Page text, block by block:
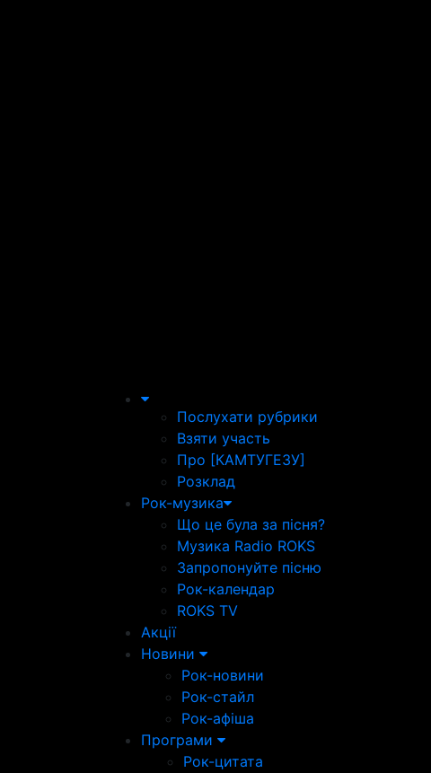
Послухати рубрики
Взяти участь
Про [КАМТУГЕЗУ]
Розклад
Рок-музика
Що це була за пісня?
Музика Radio ROKS
Запропонуйте пісню
Рок-календар
ROKS TV
Акції
Новини
Рок-новини
Рок-стайл
Рок-афіша
Програми
Рок-цитата